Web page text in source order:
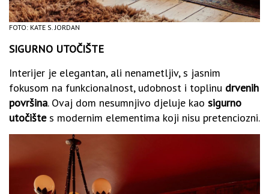
FOTO: KATE S. JORDAN
SIGURNO UTOČIŠTE
Interijer je elegantan, ali nenametljiv, s jasnim
fokusom na funkcionalnost, udobnost i toplinu drvenih
površina. Ovaj dom nesumnjivo djeluje kao sigurno
utočištes modernim elementima koji nisu pretenciozni.